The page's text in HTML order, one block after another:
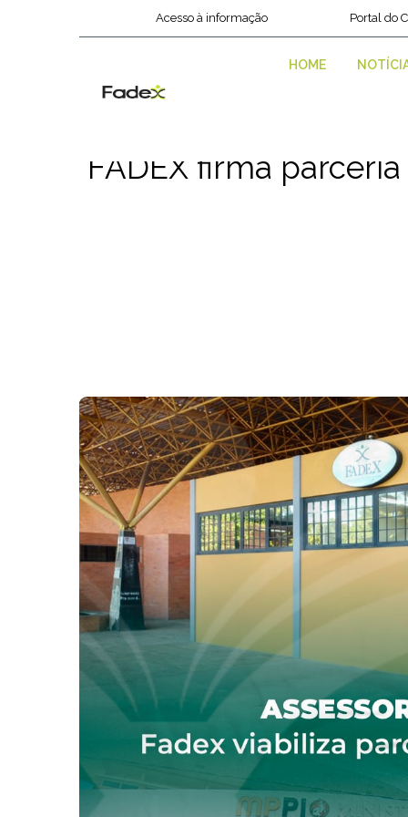
Acesso à informação Portal do
HOME
FADEX firma